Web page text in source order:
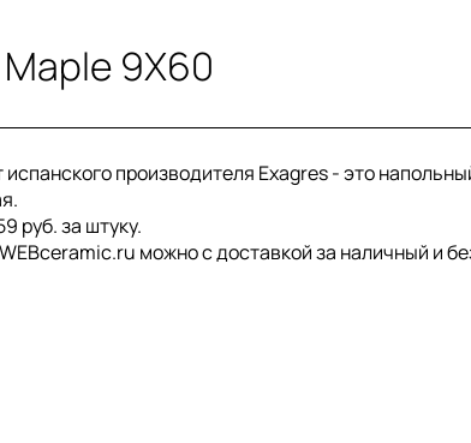
9X60
производителя Exagres - это
руб. за штуку.
можно с доставкой за наличный и